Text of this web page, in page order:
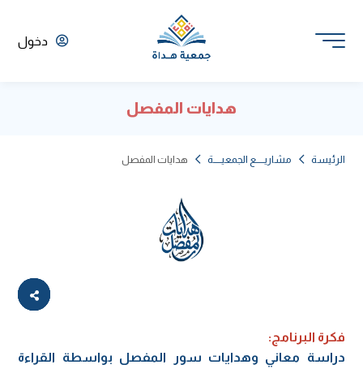
دخول
هدايات المفصل
الرئيسة مشاريـــــع الجمعيـــــة هدايات المفصل
فكرة البرنامج:
دراسة معاني وهدايات سور المفصل بواسطة القراءة